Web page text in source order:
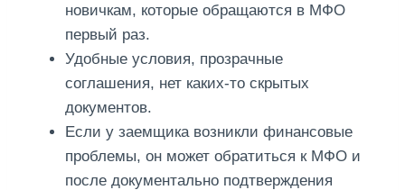
новичкам, которые обращаются в МФО
первый раз.
Удобные условия, прозрачные
соглашения, нет каких-то скрытых
документов.
Если у заемщика возникли финансовые
проблемы, он может обратиться к МФО и
после документально подтверждения